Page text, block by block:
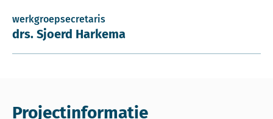
werkgroepsecretaris
drs. Sjoerd Harkema
Projectinformatie